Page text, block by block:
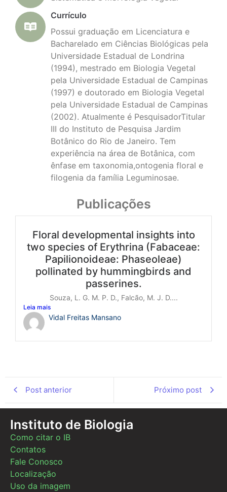
Currículo
Possui graduação em Licenciatura e
Bacharelado em Ciências Biológicas pela
Universidade Estadual de Londrina
(1994), mestrado em Biologia Vegetal
pela Universidade Estadual de Campinas
(1997) e doutorado em Biologia Vegetal
pela Universidade Estadual de Campinas
(2002). Atualmente é PesquisadorTitular
III do Instituto de Pesquisa Jardim
Botânico do Rio de Janeiro. Tem
experiência na área de Botânica, com
ênfase em taxonomia,ontogenia floral e
filogenia da família Leguminosae.
Publicações
Floral developmental insights into
two species of Erythrina (Fabaceae:
Papilionoideae: Phaseoleae)
pollinated by hummingbirds and
passerines.
Souza, L. G. M. P. D., Falcão, M. J. D....
Leia mais
Vidal Freitas Mansano
Post anterior Próximo post
Instituto de Biologia
Como citar o IB
Contatos
Fale Conosco
Localização
Uso da imagem